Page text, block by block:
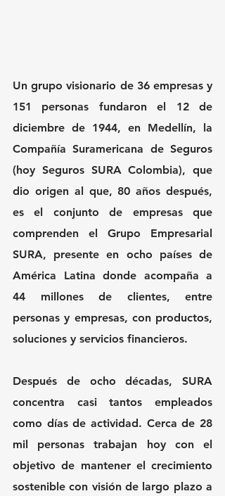
Un grupo visionario de 36 empresas y
151 personas fundaron el 12 de
diciembre de 1944, en Medellín, la
Compañía Suramericana de Seguros
(hoy Seguros SURA Colombia), que
dio origen al que, 80 años después,
es el conjunto de empresas que
comprenden el Grupo Empresarial
SURA, presente en ocho países de
América Latina donde acompaña a
44 millones de clientes, entre
personas y empresas, con productos,
soluciones y servicios financieros.
Después de ocho décadas, SURA
concentra casi tantos empleados
como días de actividad. Cerca de 28
mil personas trabajan hoy con el
objetivo de mantener el crecimiento
sostenible con visión de largo plazo a